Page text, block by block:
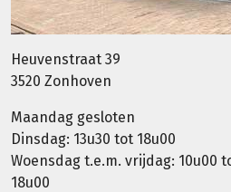
Heuvenstraat 39
3520 Zonhoven
Maandag gesloten
Dinsdag: 13u30 tot 18u00
Woensdag t.e.m. vrijdag: 10u00
18u00